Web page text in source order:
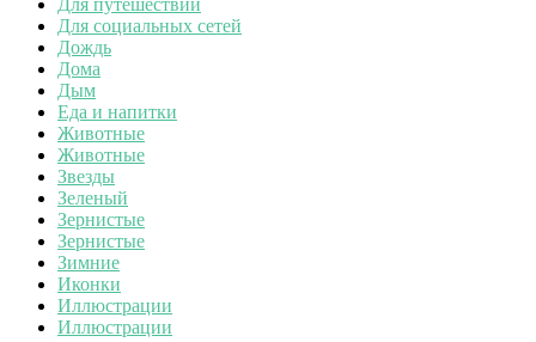
Для социальных сетей
Дождь
Дома
Дым
Еда и напитки
Животные
Животные
Звезды
Зеленый
Зернистые
Зернистые
Зимние
Иконки
Иллюстрации
Иллюстрации